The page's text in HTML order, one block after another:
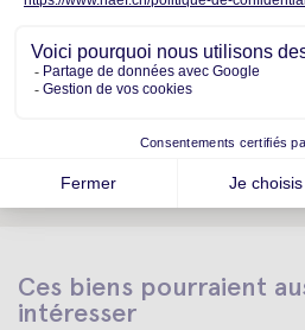
Ces biens pourraient
intéresser